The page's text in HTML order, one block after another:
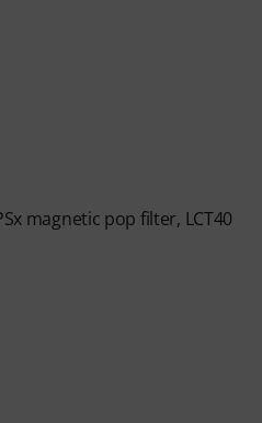
magnetic pop filter, LCT40